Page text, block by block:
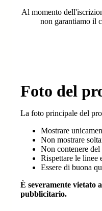
Al momento
non garantiamo il
Foto del
La foto principale del
Mostrare
Non mostrare
Non contenere del
Rispettare le linee
Essere di buona
È severamente vietato
pubblicitario.